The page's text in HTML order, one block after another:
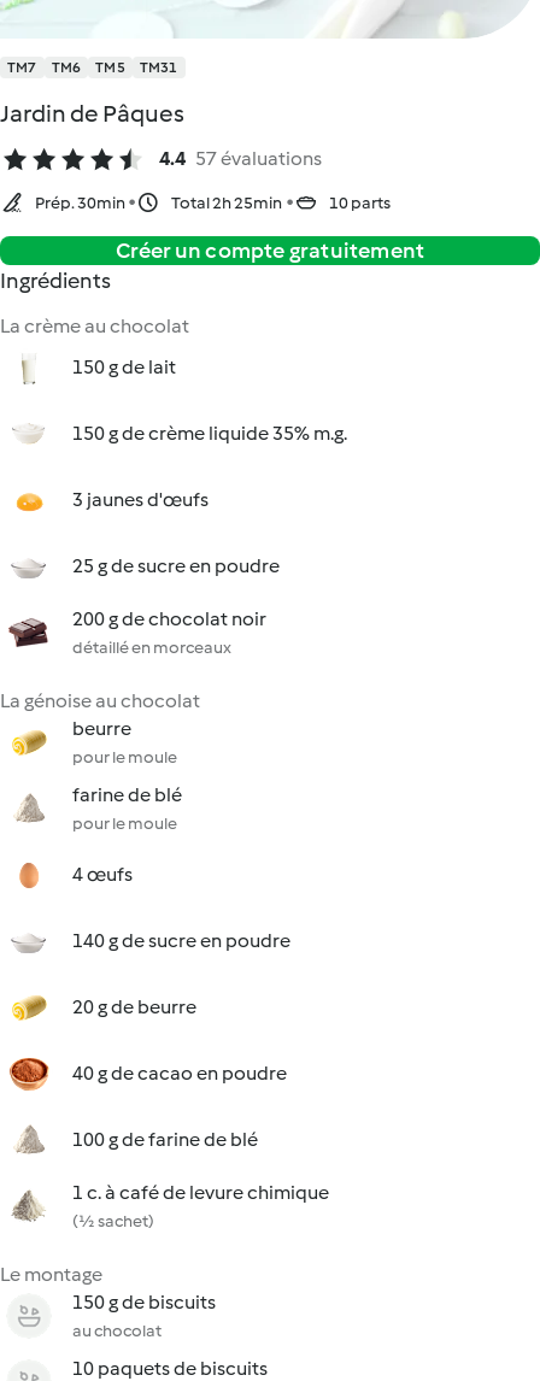
TM7 TM6 TM5 TM31
Jardin de Pâques
4.4 57 évaluations
Prép. 30min Total 2h 25min 10 parts
Créer un compte gratuitement
Ingrédients
La crème au chocolat
150 g de lait
150 g de crème liquide 35% m.g.
3 jaunes d'œufs
25 g de sucre en poudre
200 g de chocolat noir
détaillé en morceaux
La génoise au chocolat
beurre
pour le moule
farine de blé
pour le moule
4 œufs
140 g de sucre en poudre
20 g de beurre
40 g de cacao en poudre
100 g de farine de blé
1 c. à café de levure chimique
(½ sachet)
Le montage
150 g de biscuits
au chocolat
10 paquets de biscuits